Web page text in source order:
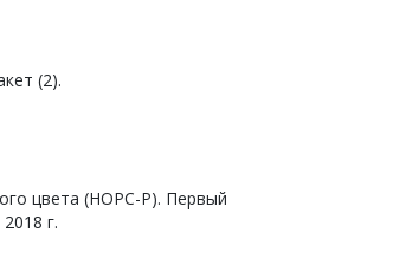
(2).
цвета (НОРС-Р). Первый
г.